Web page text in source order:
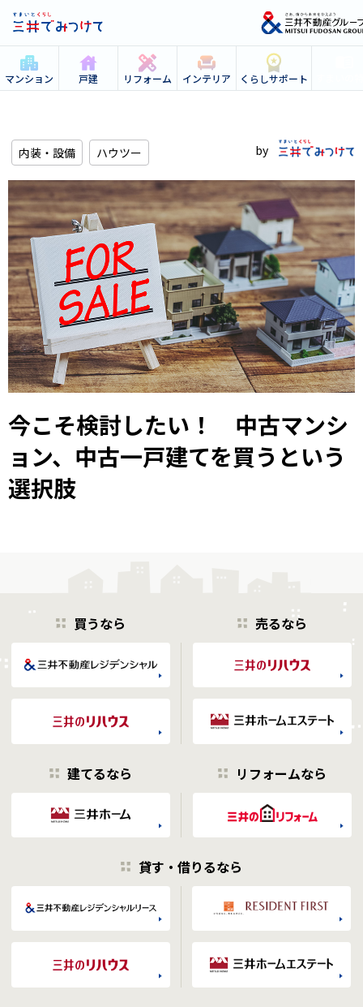
マンション 戸建 リフォーム インテリア くらしサポート
内装・設備 ハウツー
今こそ検討したい！ 中古マンシ
ョン、中古一戸建てを買うという
選択肢
買うなら 売るなら
建てるなら リフォームなら
貸す・借りるなら